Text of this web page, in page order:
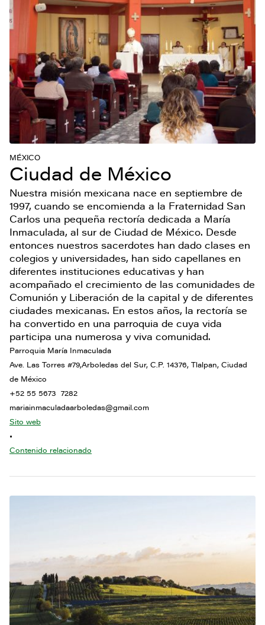
MÉXICO
Ciudad de México
Nuestra misión mexicana nace en septiembre de
1997, cuando se encomienda a la Fraternidad San
Carlos una pequeña rectoría dedicada a María
Inmaculada, al sur de Ciudad de México. Desde
entonces nuestros sacerdotes han dado clases en
colegios y universidades, han sido capellanes en
diferentes instituciones educativas y han
acompañado el crecimiento de las comunidades de
Comunión y Liberación de la capital y de diferentes
ciudades mexicanas. En estos años, la rectoría se
ha convertido en una parroquia de cuya vida
participa una numerosa y viva comunidad.
Parroquia María Inmaculada
Ave. Las Torres #79,Arboledas del Sur, C.P. 14376, Tlalpan, Ciudad
de México
+52 55 5673 7282
mariainmaculadaarboledas@gmail.com
Sito web
•
Contenido relacionado